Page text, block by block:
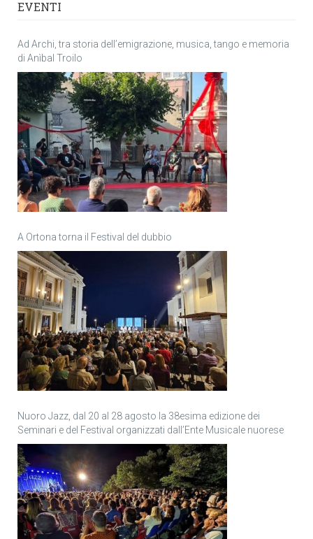
EVENTI
Ad Archi, tra storia dell’emigrazione, musica, tango e memoria
di Anìbal Troilo
A Ortona torna il Festival del dubbio
Nuoro Jazz, dal 20 al 28 agosto la 38esima edizione dei
Seminari e del Festival organizzati dall’Ente Musicale nuorese